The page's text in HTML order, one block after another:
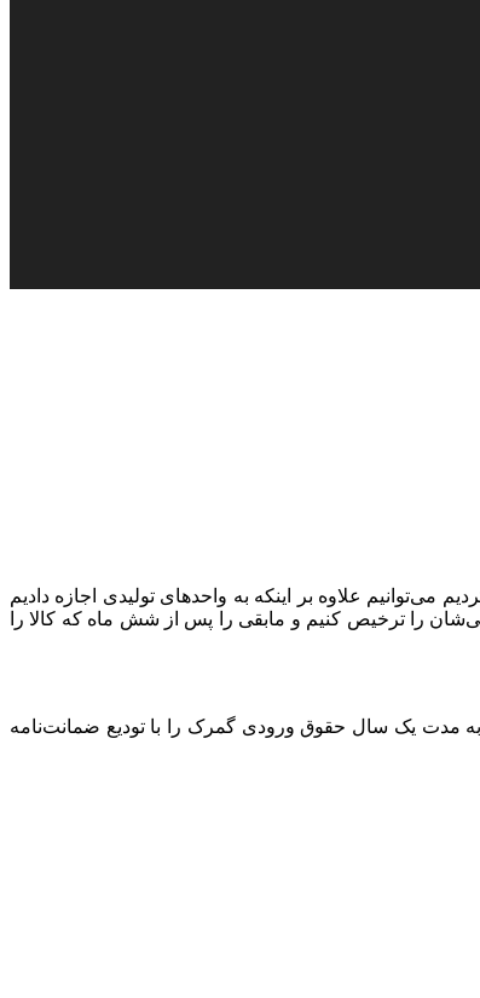
می‌توانیم علاوه بر اینکه به واحدهای تولیدی اجازه دادیم
هستند تا ۶۰ درصد محموله‌های وارداتی‌شان را ترخیص کنیم و مابقی را پس از شش ماه که کالا را
مدت یک سال حقوق ورودی گمرک را با تودیع ضمانت‌نامه